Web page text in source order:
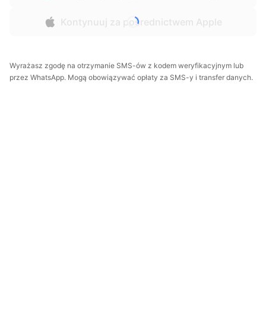
Kontynuuj za pośrednictwem Apple
Wyrażasz zgodę na otrzymanie SMS-ów z kodem weryfikacyjnym lub
przez WhatsApp. Mogą obowiązywać opłaty za SMS-y i transfer danych.